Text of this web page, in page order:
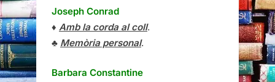
Joseph Conrad
♦ Amb la corda al coll.
♣ Memòria personal.
Barbara Constantine